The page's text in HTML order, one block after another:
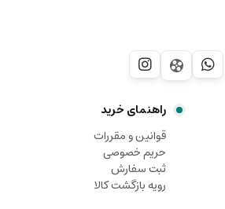
راهنمای خرید
قوانین و مقررات
حریم خصوصی
ثبت سفارش
رویه بازگشت کالا